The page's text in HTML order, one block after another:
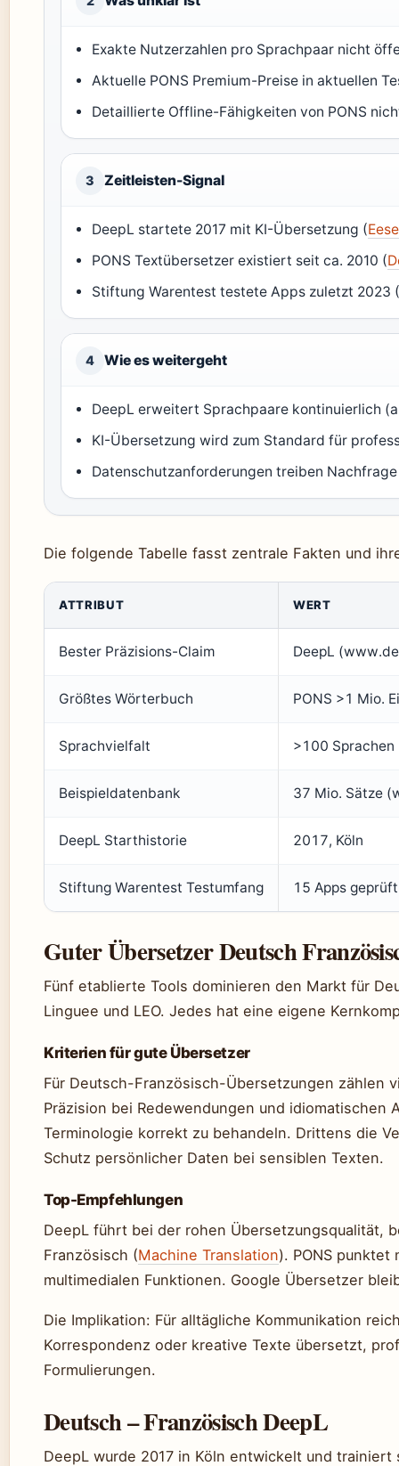
Exakte Nutzerzahlen pro Sprachpaar nicht
Aktuelle PONS Premium-Preise in aktuellen
Detaillierte Offline-Fähigkeiten von PONS
3 Zeitleisten-Signal
DeepL startete 2017 mit KI-Übersetzung (
PONS Textübersetzer existiert seit ca. 2010 (
Stiftung Warentest testete Apps zuletzt 2023
4 Wie es weitergeht
DeepL erweitert Sprachpaare kontinuierlich
KI-Übersetzung wird zum Standard für
Datenschutzanforderungen treiben
Die folgende Tabelle fasst zentrale Fakten und
ATTRIBUT WERT
Bester Präzisions-Claim DeepL
Größtes Wörterbuch PONS >1 Mio.
Sprachvielfalt >100
Beispieldatenbank 37 Mio. Sätze
DeepL Starthistorie 2017, Köln
Stiftung Warentest Testumfang 15 Apps geprüft
Guter Übersetzer Deutsch
Fünf etablierte Tools dominieren den Markt für
Linguee und LEO. Jedes hat eine eigene
Kriterien für gute Übersetzer
Für Deutsch-Französisch-Übersetzungen zählen
Präzision bei Redewendungen und
Terminologie korrekt zu behandeln. Drittens die
Schutz persönlicher Daten bei sensiblen Texten.
Top-Empfehlungen
DeepL führt bei der rohen Übersetzungsqualität,
Französisch (Machine Translation). PONS punktet
multimedialen Funktionen. Google Übersetzer
Die Implikation: Für alltägliche Kommunikation
Korrespondenz oder kreative Texte übersetzt,
Formulierungen.
Deutsch – Französisch DeepL
DeepL wurde 2017 in Köln entwickelt und